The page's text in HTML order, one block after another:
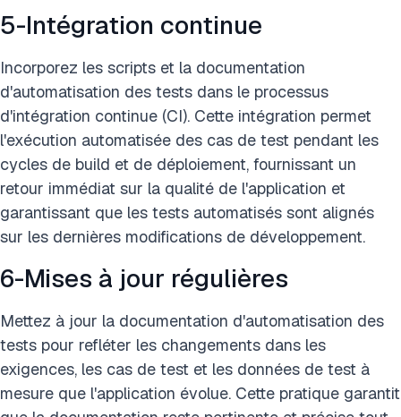
5-Intégration continue
Incorporez les scripts et la documentation
d'automatisation des tests dans le processus
d'intégration continue (CI). Cette intégration permet
l'exécution automatisée des cas de test pendant les
cycles de build et de déploiement, fournissant un
retour immédiat sur la qualité de l'application et
garantissant que les tests automatisés sont alignés
sur les dernières modifications de développement.
6-Mises à jour régulières
Mettez à jour la documentation d'automatisation des
tests pour refléter les changements dans les
exigences, les cas de test et les données de test à
mesure que l'application évolue. Cette pratique garantit